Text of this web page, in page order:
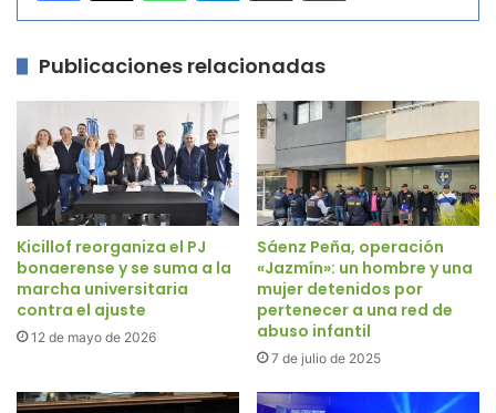
Publicaciones relacionadas
Kicillof reorganiza el PJ
bonaerense y se suma a la
marcha universitaria
contra el ajuste
12 de mayo de 2026
Sáenz Peña, operación
«Jazmín»: un hombre y una
mujer detenidos por
pertenecer a una red de
abuso infantil
7 de julio de 2025